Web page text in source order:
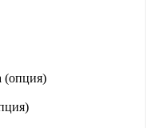
(опция)